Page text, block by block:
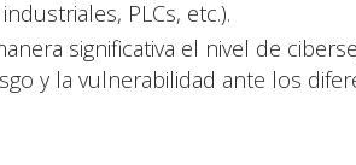
PLCs, etc.).
significativa el nivel de
y la vulnerabilidad ante los